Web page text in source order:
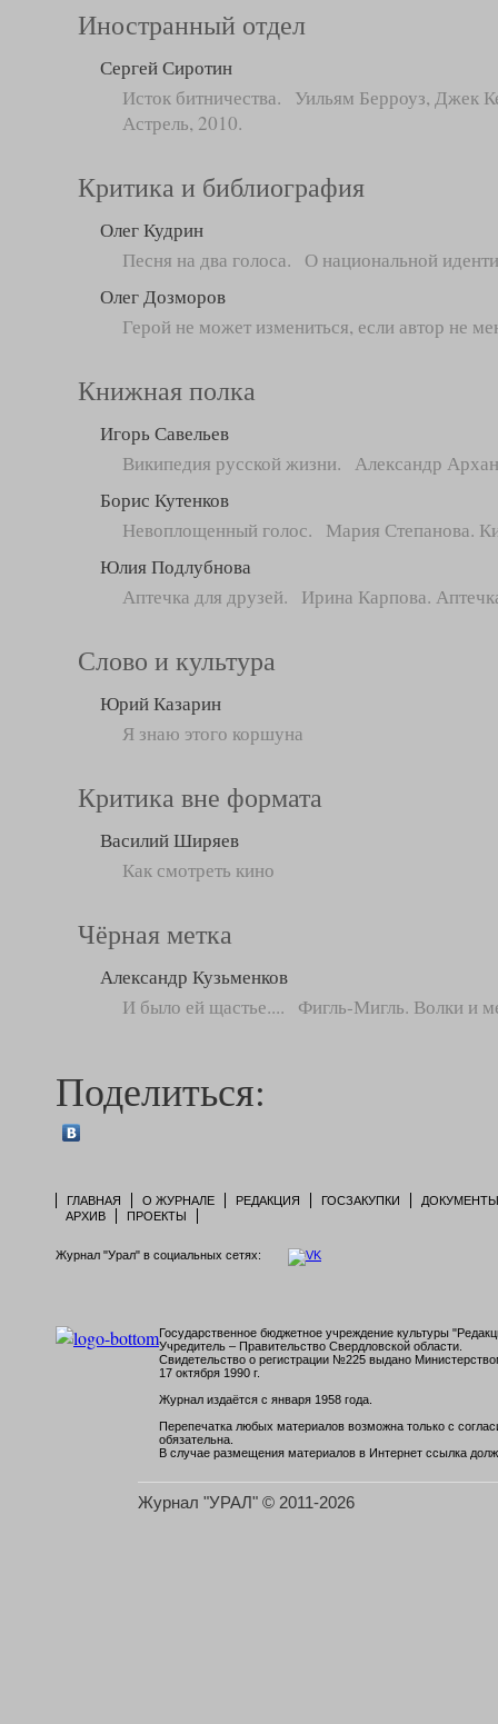
Иностранный отдел
Сергей Сиротин
Исток битничества. Уильям Берроуз, Джек
Астрель, 2010.
Критика и библиография
Олег Кудрин
Песня на два голоса. О национальной
Олег Дозморов
Герой не может измениться, если автор не
Книжная полка
Игорь Савельев
Википедия русской жизни. Александр
Борис Кутенков
Невоплощенный голос. Мария Степанова.
Юлия Подлубнова
Аптечка для друзей. Ирина Карпова.
Слово и культура
Юрий Казарин
Я знаю этого коршуна
Критика вне формата
Василий Ширяев
Как смотреть кино
Чёрная метка
Александр Кузьменков
И было ей щастье.... Фигль-Мигль. Волки и
Поделиться:
ГЛАВНАЯ О ЖУРНАЛЕ РЕДАКЦИЯ ГОСЗАКУПКИ
ДОКУМЕНТЫ
АРХИВ
ПРОЕКТЫ
Журнал "Урал" в социальных сетях:
Государственное бюджетное учреждение культуры
Учредитель – Правительство Свердловской области.
Свидетельство о регистрации №225 выдано
17 октября 1990 г.
Журнал издаётся с января 1958 года.
Перепечатка любых материалов возможна только с
обязательна.
В случае размещения материалов в Интернет ссылка
Журнал "УРАЛ" © 2011-2026